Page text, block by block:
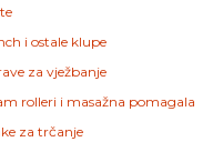
i ostale klupe
za vježbanje
rolleri i masažna pomagala
za trčanje